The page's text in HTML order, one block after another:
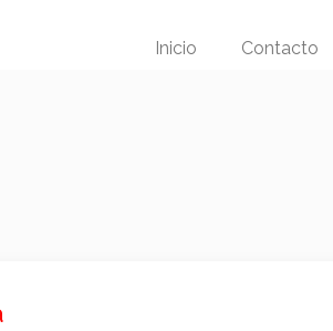
Inicio Contacto